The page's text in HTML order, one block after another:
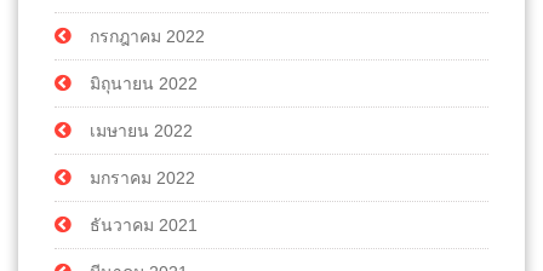
กรกฎาคม 2022
มิถุนายน 2022
เมษายน 2022
มกราคม 2022
ธันวาคม 2021